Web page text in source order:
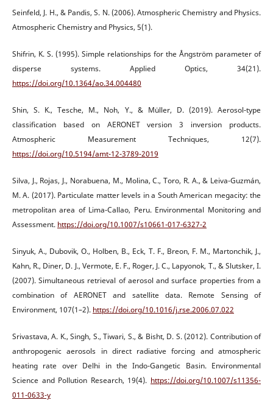
Seinfeld, J. H., & Pandis, S. N. (2006). Atmospheric Chemistry and Physics.
Atmospheric Chemistry and Physics, 5(1).
Shifrin, K. S. (1995). Simple relationships for the Ångström parameter of
disperse systems. Applied Optics, 34(21).
https://doi.org/10.1364/ao.34.004480
Shin, S. K., Tesche, M., Noh, Y., & Müller, D. (2019). Aerosol-type
classification based on AERONET version 3 inversion products.
Atmospheric Measurement Techniques, 12(7).
https://doi.org/10.5194/amt-12-3789-2019
Silva, J., Rojas, J., Norabuena, M., Molina, C., Toro, R. A., & Leiva-Guzmán,
M. A. (2017). Particulate matter levels in a South American megacity: the
metropolitan area of Lima-Callao, Peru. Environmental Monitoring and
Assessment. https://doi.org/10.1007/s10661-017-6327-2
Sinyuk, A., Dubovik, O., Holben, B., Eck, T. F., Breon, F. M., Martonchik, J.,
Kahn, R., Diner, D. J., Vermote, E. F., Roger, J. C., Lapyonok, T., & Slutsker, I.
(2007). Simultaneous retrieval of aerosol and surface properties from a
combination of AERONET and satellite data. Remote Sensing of
Environment, 107(1–2). https://doi.org/10.1016/j.rse.2006.07.022
Srivastava, A. K., Singh, S., Tiwari, S., & Bisht, D. S. (2012). Contribution of
anthropogenic aerosols in direct radiative forcing and atmospheric
heating rate over Delhi in the Indo-Gangetic Basin. Environmental
Science and Pollution Research, 19(4). https://doi.org/10.1007/s11356-
011-0633-y